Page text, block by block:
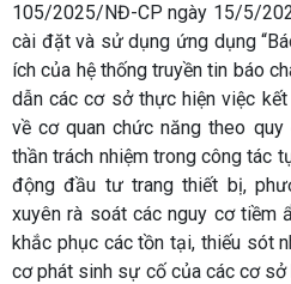
105/2025/NĐ-CP ngày 15/5/
cài đặt và sử dụng ứng dụng
ích của hệ thống truyền tin báo
dẫn các cơ sở thực hiện việc
về cơ quan chức năng theo quy
thần trách nhiệm trong công tác
động đầu tư trang thiết bị,
xuyên rà soát các nguy cơ tiềm
khắc phục các tồn tại, thiếu sót
cơ phát sinh sự cố của các cơ